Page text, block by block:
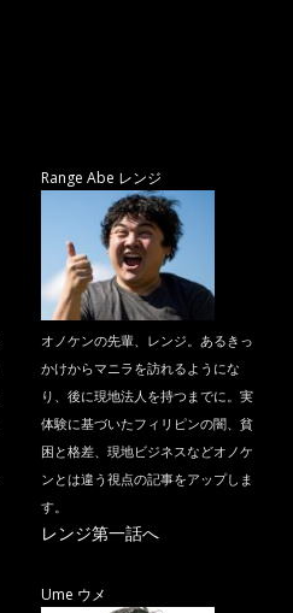
Range Abe レンジ
オノケンの先輩、レンジ。あるきっ
かけからマニラを訪れるようにな
り、後に現地法人を持つまでに。実
体験に基づいたフィリピンの闇、貧
困と格差、現地ビジネスなどオノケ
ンとは違う視点の記事をアップしま
す。
レンジ第一話へ
Ume ウメ